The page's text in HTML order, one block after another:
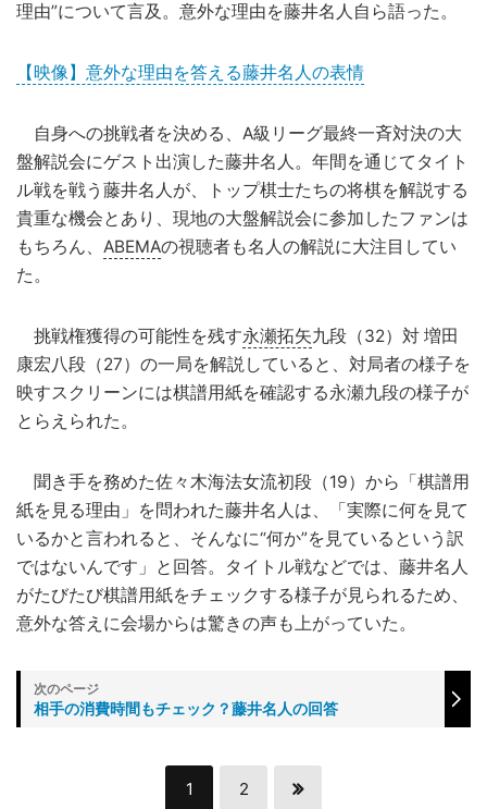
理由”について言及。意外な理由を藤井名人自ら語った。
【映像】意外な理由を答える藤井名人の表情
自身への挑戦者を決める、A級リーグ最終一斉対決の大
盤解説会にゲスト出演した藤井名人。年間を通じてタイト
ル戦を戦う藤井名人が、トップ棋士たちの将棋を解説する
貴重な機会とあり、現地の大盤解説会に参加したファンは
もちろん、 ABEMAの視聴者も名人の解説に大注目してい
た。
挑戦権獲得の可能性を残す永瀬拓矢九段（32）対 増田
康宏八段（27）の一局を解説していると、対局者の様子を
映すスクリーンには棋譜用紙を確認する永瀬九段の様子が
とらえられた。
聞き手を務めた佐々木海法女流初段（19）から「棋譜用
紙を見る理由」を問われた藤井名人は、「実際に何を見て
いるかと言われると、そんなに“何か”を見ているという訳
ではないんです」と回答。タイトル戦などでは、藤井名人
がたびたび棋譜用紙をチェックする様子が見られるため、
意外な答えに会場からは驚きの声も上がっていた。
相手の消費時間もチェック？藤井名人の回答
1 2